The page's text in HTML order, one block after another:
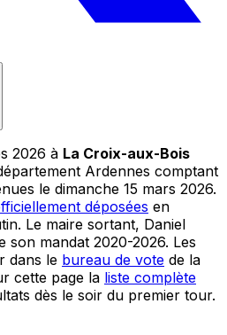
2026 à La Croix-aux-Bois
Ardennes comptant
le dimanche 15 mars 2026.
déposées en
Le maire sortant, Daniel
son mandat 2020-2026. Les
dans le bureau de vote de la
cette page la liste complète
dès le soir du premier tour.